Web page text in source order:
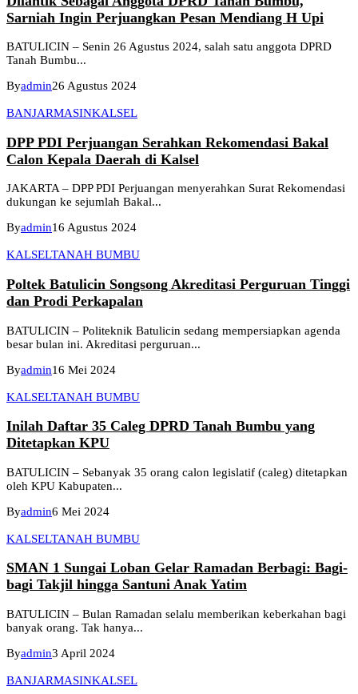
Sarniah Ingin Perjuangkan Pesan Mendiang H Upi
BATULICIN – Senin 26 Agustus 2024, salah satu anggota DPRD
Tanah Bumbu...
Byadmin26 Agustus 2024
BANJARMASINKALSEL
DPP PDI Perjuangan Serahkan Rekomendasi Bakal
Calon Kepala Daerah di Kalsel
JAKARTA – DPP PDI Perjuangan menyerahkan Surat Rekomendasi
dukungan ke sejumlah Bakal...
Byadmin16 Agustus 2024
KALSELTANAH BUMBU
Poltek Batulicin Songsong Akreditasi Perguruan Tinggi
dan Prodi Perkapalan
BATULICIN – Politeknik Batulicin sedang mempersiapkan agenda
besar bulan ini. Akreditasi perguruan...
Byadmin16 Mei 2024
KALSELTANAH BUMBU
Inilah Daftar 35 Caleg DPRD Tanah Bumbu yang
Ditetapkan KPU
BATULICIN – Sebanyak 35 orang calon legislatif (caleg) ditetapkan
oleh KPU Kabupaten...
Byadmin6 Mei 2024
KALSELTANAH BUMBU
SMAN 1 Sungai Loban Gelar Ramadan Berbagi: Bagi-
bagi Takjil hingga Santuni Anak Yatim
BATULICIN – Bulan Ramadan selalu memberikan keberkahan bagi
banyak orang. Tak hanya...
Byadmin3 April 2024
BANJARMASINKALSEL